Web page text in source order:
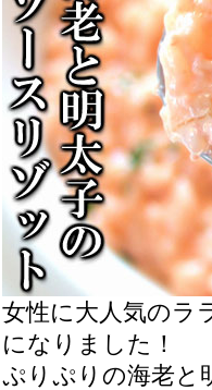
女性に大人気のラ
になりました！
ぷりぷりの海老と